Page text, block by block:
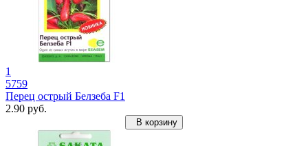
1
5759
Перец острый Белзеба F1
2.90 руб.
В корзину